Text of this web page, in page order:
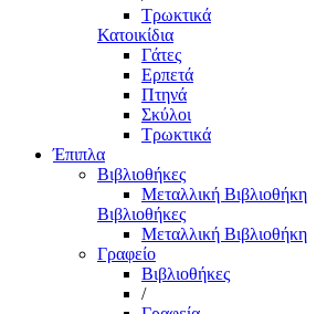
Τρωκτικά
Κατοικίδια
Γάτες
Ερπετά
Πτηνά
Σκύλοι
Τρωκτικά
Έπιπλα
Βιβλιοθήκες
Μεταλλική Βιβλιοθήκη
Βιβλιοθήκες
Μεταλλική Βιβλιοθήκη
Γραφείο
Βιβλιοθήκες
/